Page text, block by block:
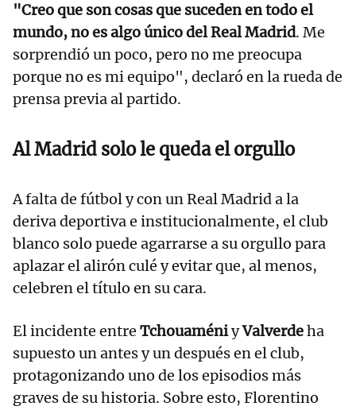
"Creo que son cosas que suceden en todo el
mundo, no es algo único del Real Madrid. Me
sorprendió un poco, pero no me preocupa
porque no es mi equipo", declaró en la rueda de
prensa previa al partido.
Al Madrid solo le queda el orgullo
A falta de fútbol y con un Real Madrid a la
deriva deportiva e institucionalmente, el club
blanco solo puede agarrarse a su orgullo para
aplazar el alirón culé y evitar que, al menos,
celebren el título en su cara.
El incidente entre TchouaméniyValverdeha
supuesto un antes y un después en el club,
protagonizando uno de los episodios más
graves de su historia. Sobre esto, Florentino